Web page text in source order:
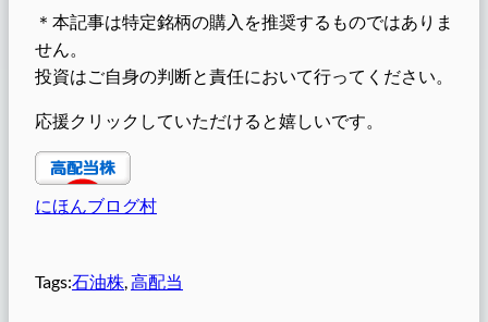
＊本記事は特定銘柄の購入を推奨するものではありま
せん。
投資はご自身の判断と責任において行ってください。
応援クリックしていただけると嬉しいです。
にほんブログ村
Tags:石油株, 高配当